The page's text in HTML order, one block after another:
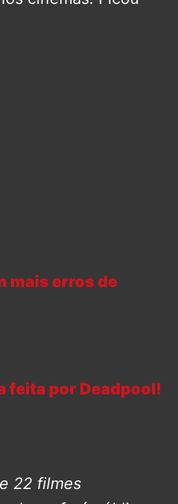
mais erros de
feita por Deadpool!
22 filmes